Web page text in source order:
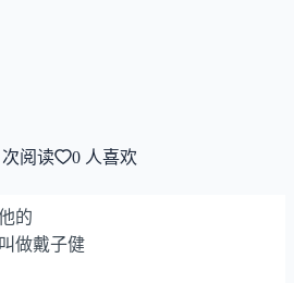
次阅读 0 人喜欢
的
做戴子健